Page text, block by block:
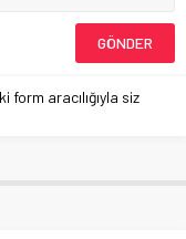
form aracılığıyla siz